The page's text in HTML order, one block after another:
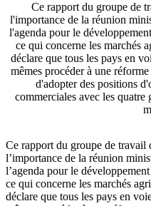
Ce rapport du groupe de
l'importance de la réunion
l'agenda pour le
ce qui concerne les marchés
déclare que tous les pays en
mêmes procéder à une
d'adopter des positions
commerciales avec les quatre
Ce rapport du groupe de travail
l’importance de la réunion
l’agenda pour le
ce qui concerne les marchés
déclare que tous les pays en